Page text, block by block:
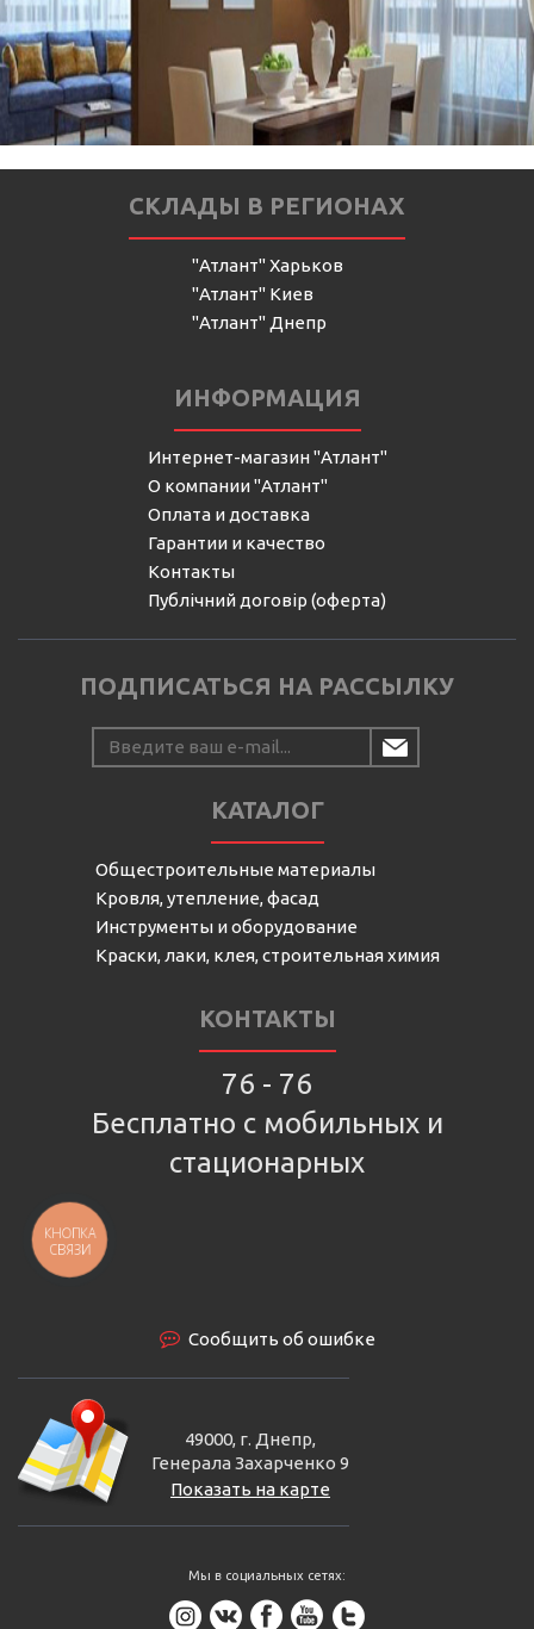
СКЛАДЫ В РЕГИОНАХ
"Атлант" Харьков
"Атлант" Киев
"Атлант" Днепр
ИНФОРМАЦИЯ
Интернет-магазин "Атлант"
О компании "Атлант"
Оплата и доставка
Гарантии и качество
Контакты
Публічний договір (оферта)
ПОДПИСАТЬСЯ НА РАССЫЛКУ
КАТАЛОГ
Общестроительные материалы
Кровля, утепление, фасад
Инструменты и оборудование
Краски, лаки, клея, строительная химия
КОНТАКТЫ
76 - 76
Бесплатно с мобильных и
стационарных
Сообщить об ошибке
49000, г. Днепр,
Генерала Захарченко 9
Показать на карте
Мы в социальных сетях:
КНОПКА
СВЯЗИ